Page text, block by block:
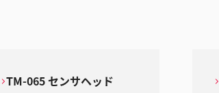
TM-065 センサヘッド